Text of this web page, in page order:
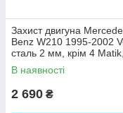
Захист двигуна
Benz W210 1995-2002
сталь 2 мм, крім 4 Matik,
закр. двс+рад.
В наявності
2 690 ₴